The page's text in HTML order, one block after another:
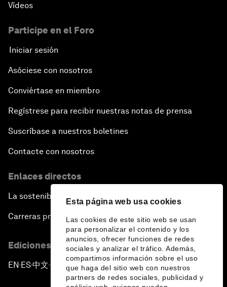
Esta página web usa cookies
Las cookies de este sitio web se usan
para personalizar el contenido y los
anuncios, ofrecer funciones de redes
sociales y analizar el tráfico. Además,
compartimos información sobre el uso
que haga del sitio web con nuestros
partners de redes sociales, publicidad y
Vídeos
Participe en el Foro
Iniciar sesión
Asóciese con nosotros
Conviértase en miembro
Regístrese para recibir nuestras notas de prensa
Suscríbase a nuestros boletines
Contacte con nosotros
Enlaces directos
La sostenibilidad en el Foro
Carreras profesionales
Ediciones en otros idiomas
EN ▪ES▪中文▪ 日本語